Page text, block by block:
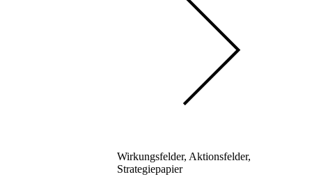
Wirkungsfelder, Aktionsfelder,
Strategiepapier